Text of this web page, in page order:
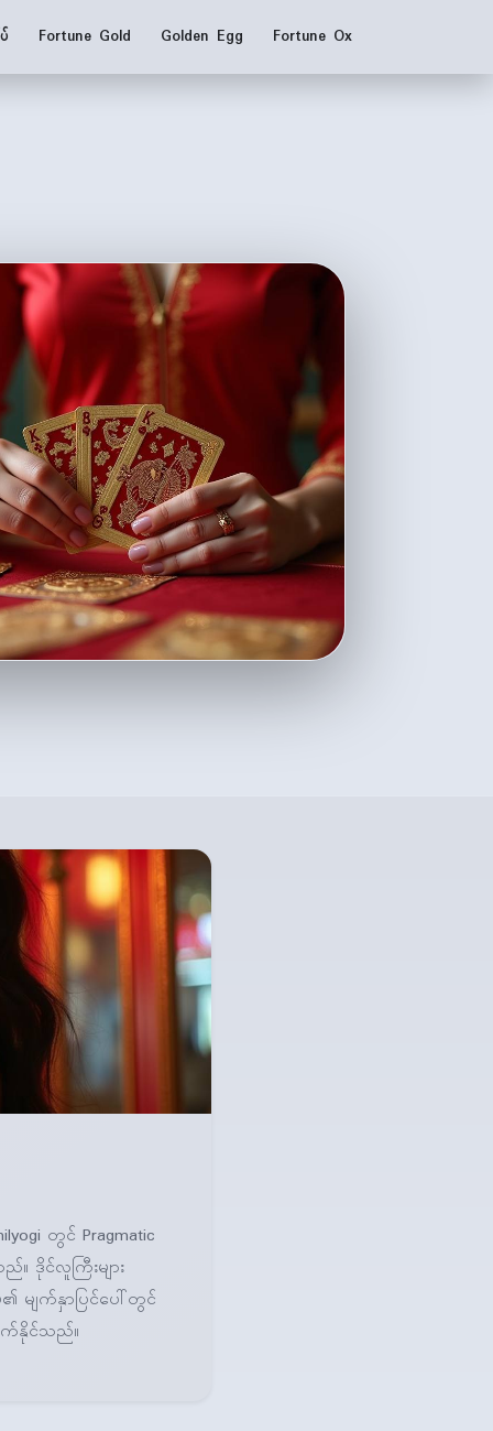
Fortune Gold Golden Egg Fortune Ox
တွင် Pragmatic
ဒိုင်လူကြီးများ
မျက်နှာပြင်ပေါ်တွင်
က်နိုင်သည်။